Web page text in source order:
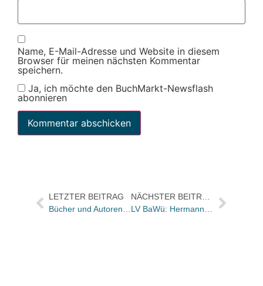
Name, E-Mail-Adresse und Website in diesem
Browser für meinen nächsten Kommentar
speichern.
Ja, ich möchte den BuchMarkt-Newsflash
abonnieren
LETZTER BEITRAG
Bücher und Autoren heute in den Feuilletons – und Marbach zeigt Kassiber
NÄCHSTER BEITRAG
LV BaWü: Hermann-Arndt Riethmüller tritt überraschend zurück – Thomas Lindemann neuer Vorsitzender